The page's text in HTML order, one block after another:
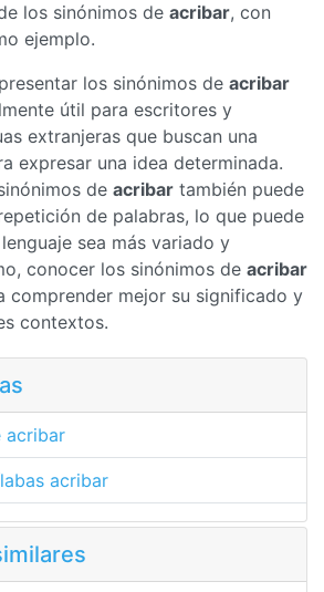
los sinónimos de acribar, con
ejemplo.
los sinónimos de acribar
útil para escritores y
extranjeras que buscan una
expresar una idea determinada.
de acribar también puede
de palabras, lo que puede
sea más variado y
conocer los sinónimos de acribar
comprender mejor su significado y
contextos.
acribar
acribar